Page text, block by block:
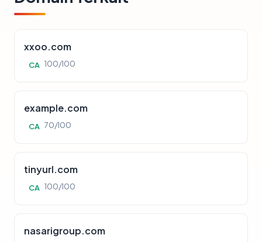
xxoo.com
CA 100/100
example.com
CA 70/100
tinyurl.com
CA 100/100
nasarigroup.com